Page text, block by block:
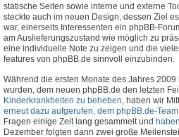
statische Seiten sowie interne und externe
steckte auch im neuen Design, dessen Ziel
war, einerseits Interessenten ein phpBB-
am Auslieferungszustand wie möglich zu
eine individuelle Note zu zeigen und die
features von phpBB.de sinnvoll einzubinden.
Während die ersten Monate des Jahres
wurden, dem neuen phpBB.de den letzten
Kinderkrankheiten zu beheben, haben wir
erneut dazu aufgerufen, dem phpBB.de-
Fragen einige Zeit lang gesammelt und
Dezember folgten dann zwei große